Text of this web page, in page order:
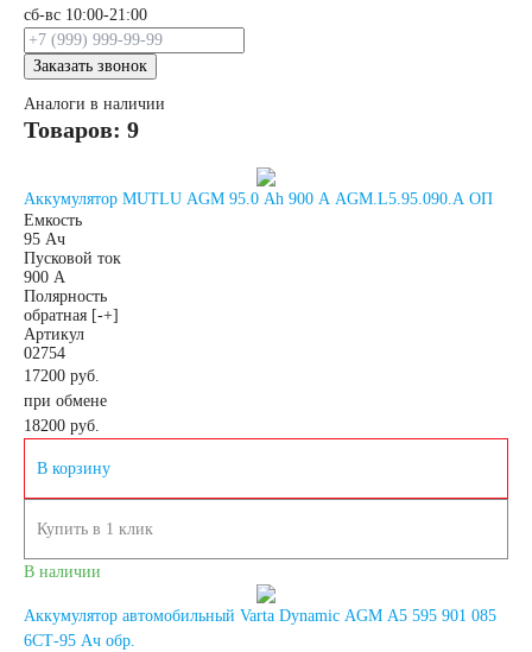
райдеры
Мопеды
сб-вс 10:00-21:00
Заказать звонок
Аналоги в наличии
Товаров: 9
Аккумулятор MUTLU AGM 95.0 Ah 900 A AGM.L5.95.090.A ОП
Емкость
95 Ач
Пусковой ток
900 А
Полярность
обратная [-+]
Артикул
02754
17200 руб.
при обмене
18200 руб.
В корзину
Купить в 1 клик
В наличии
Аккумулятор автомобильный Varta Dynamic AGM A5 595 901 085
6СТ-95 Ач обр.